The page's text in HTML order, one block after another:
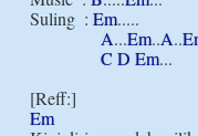
Suling  : Em.....
A...Em..A..
C D Em...
Em